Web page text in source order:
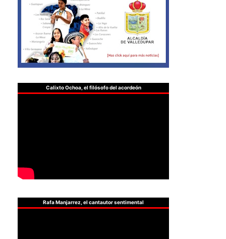
Calixto Ochoa, el filósofo del acordeón
Rafa Manjarrez, el cantautor sentimental